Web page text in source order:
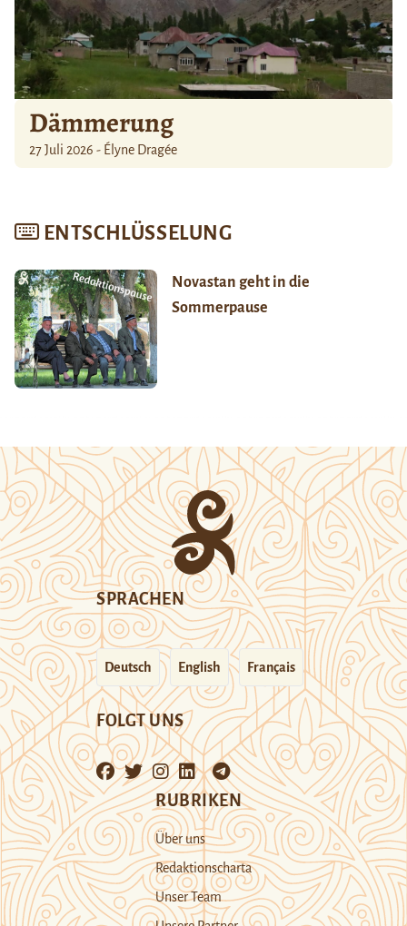
Dämmerung
27 Juli 2026 - Élyne Dragée
ENTSCHLÜSSELUNG
Novastan geht in die
Sommerpause
SPRACHEN
Deutsch English Français
FOLGT UNS
RUBRIKEN
Über uns
Redaktionscharta
Unser Team